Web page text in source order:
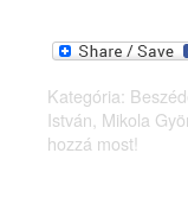
Kategória:
István Mikola
hozzá most!